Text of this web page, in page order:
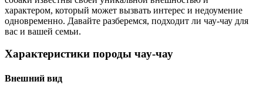
характером, который может вызвать интерес и недоумение
одновременно. Давайте разберемся, подходит ли чау-чау для
вас и вашей семьи.
Характеристики породы чау-чау
Внешний вид